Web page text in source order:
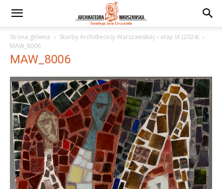
Strona główna
Skarby Archidiecezji Warszawskiej – etap IX (2024)
MAW_8006
MAW_8006